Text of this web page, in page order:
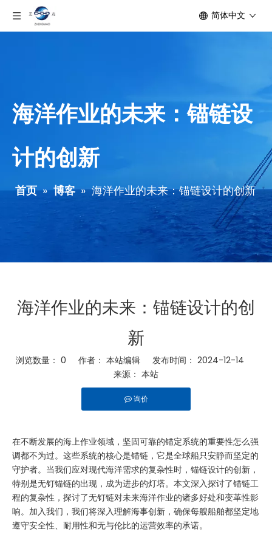
简体中文
海洋作业的未来：锚链设
计的创新
首页 » 博客 » 海洋作业的未来：锚链设计的创新
海洋作业的未来：锚链设计的创
新
浏览数量： 0 作者： 本站编辑 发布时间： 2024-12-14
来源： 本站
询价
在不断发展的海上作业领域，坚固可靠的锚定系统的重要性怎么强
调都不为过。这些系统的核心是锚链，它是全球船只安静而坚定的
守护者。当我们应对现代海洋需求的复杂性时，锚链设计的创新，
特别是无钉锚链的出现，成为进步的灯塔。本文深入探讨了锚链工
程的复杂性，探讨了无钉链对未来海洋作业的诸多好处和变革性影
响。加入我们，我们将深入理解海事创新，确保每艘船舶都坚定地
遵守安全性、耐用性和无与伦比的运营效率的承诺。